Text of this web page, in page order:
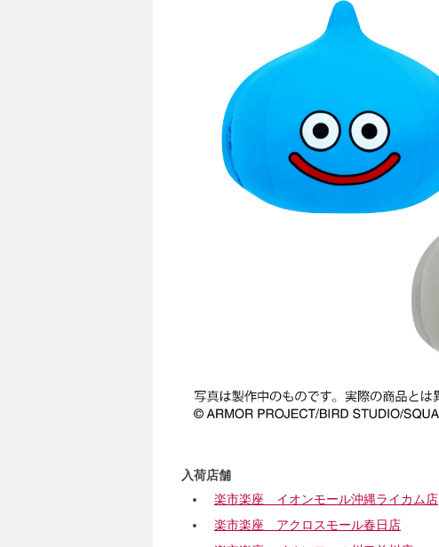
入荷店舗
楽市楽座 イオンモール沖縄ライカム店
楽市楽座 アクロスモール春日店